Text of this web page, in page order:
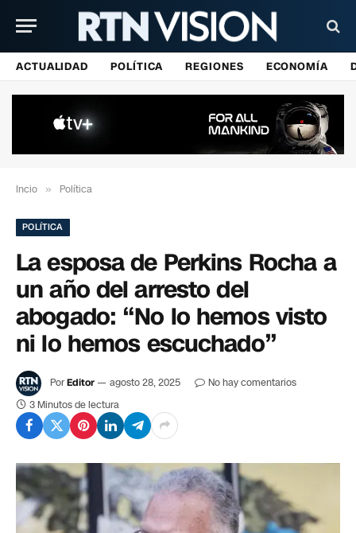
ACTUALIDAD POLÍTICA REGIONES ECONOMÍA
Incio » Política
POLÍTICA
La esposa de Perkins Rocha a
un año del arresto del
abogado: “No lo hemos visto
ni lo hemos escuchado”
PorEditor agosto 28, 2025
No hay comentarios
3 Minutos de lectura